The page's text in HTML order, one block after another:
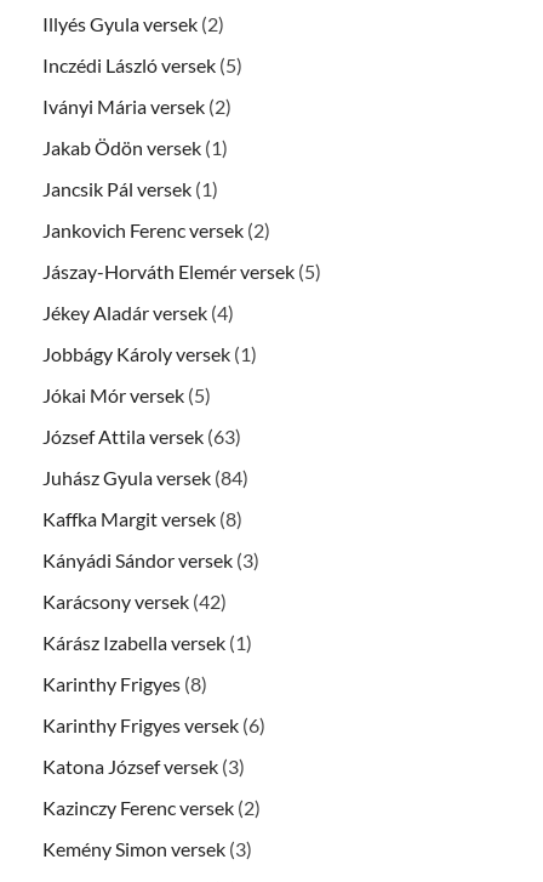
Illyés Gyula versek (2)
Inczédi László versek (5)
Iványi Mária versek (2)
Jakab Ödön versek (1)
Jancsik Pál versek (1)
Jankovich Ferenc versek (2)
Jászay-Horváth Elemér versek (5)
Jékey Aladár versek (4)
Jobbágy Károly versek (1)
Jókai Mór versek (5)
József Attila versek (63)
Juhász Gyula versek (84)
Kaffka Margit versek (8)
Kányádi Sándor versek (3)
Karácsony versek (42)
Kárász Izabella versek (1)
Karinthy Frigyes (8)
Karinthy Frigyes versek (6)
Katona József versek (3)
Kazinczy Ferenc versek (2)
Kemény Simon versek (3)